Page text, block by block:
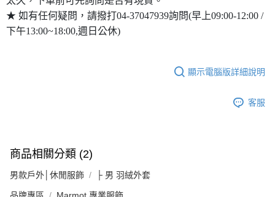
★ 如有任何疑問，請撥打04-37047939詢問(早上09:00-12:00 /
下午13:00~18:00,週日公休)
顯示電腦版詳細說明
客服
商品相關分類 (2)
男款戶外│休閒服飾 ├ 男 羽絨外套